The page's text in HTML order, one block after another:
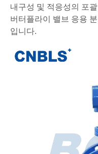
내구성 및 적응성의 포
버터플라이 밸브 응용
입니다.